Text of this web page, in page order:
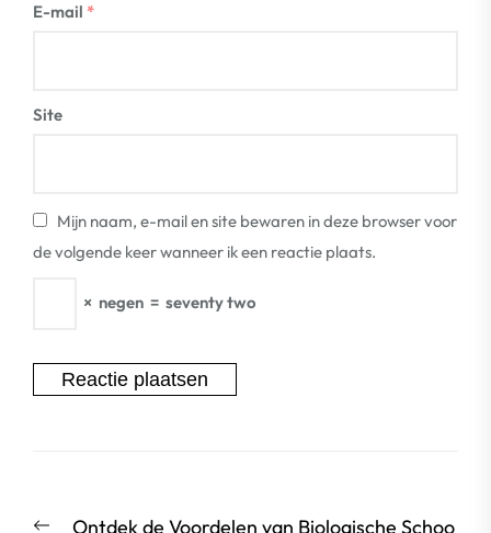
E-mail *
Site
Mijn naam, e-mail en site bewaren in deze browser voor
de volgende keer wanneer ik een reactie plaats.
× negen = seventy two
VorigeOntdek de Voordelen van Biologische Schoo